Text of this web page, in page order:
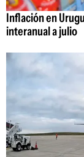
Inflación en
interanual a julio